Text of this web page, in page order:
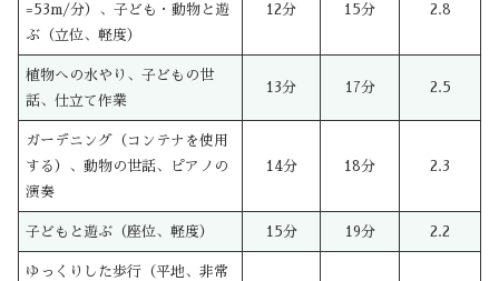
=53m/分）、子ども・動物と遊
ぶ（立位、軽度）
12分 15分 2.8
植物への水やり、子どもの世
話、仕立て作業
13分 17分 2.5
ガーデニング（コンテナを使用
する）、動物の世話、ピアノの
演奏
14分 18分 2.3
子どもと遊ぶ（座位、軽度） 15分 19分 2.2
ゆっくりした歩行（平地、非常